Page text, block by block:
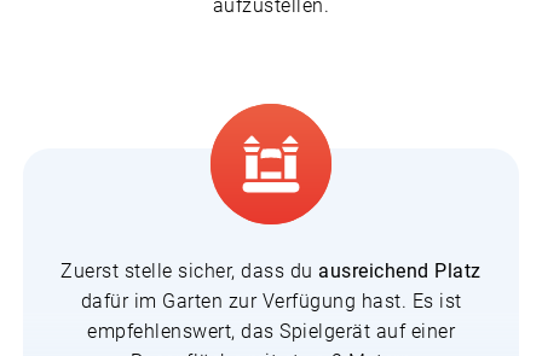
aufzustellen.
Zuerst stelle sicher, dass du ausreichend Platz
dafür im Garten zur Verfügung hast. Es ist
empfehlenswert, das Spielgerät auf einer